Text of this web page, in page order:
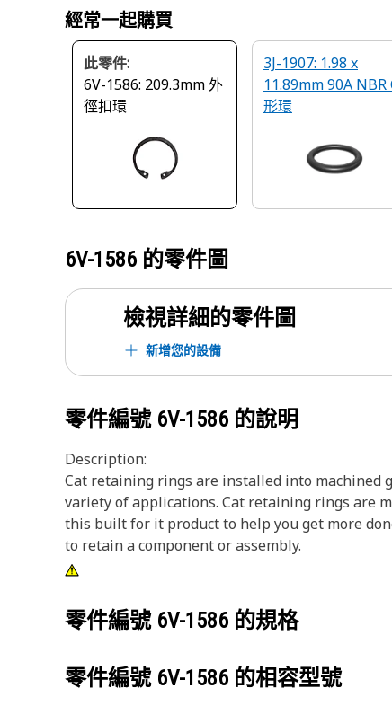
經常一起購買
此零件:
6V-1586: 209.3mm 外
徑扣環
3J-1907: 1.98 x
11.89mm 90A NBR
形環
6V-1586 的零件圖
檢視詳細的零件圖
新增您的設備
零件編號 6V-1586 的說明
Description:
Cat retaining rings are installed into machined
variety of applications. Cat retaining rings are
this built for it product to help you get more
to retain a component or assembly.
零件編號 6V-1586 的規格
零件編號 6V-1586 的相容型號